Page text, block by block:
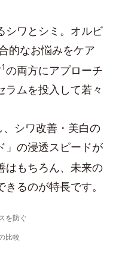
シワとシミ。オルビ
的なお悩みをケア
1の両方にアプローチ
ラムを投入して若々
シワ改善・美白の
」の浸透スピードが
はもちろん、未来の
るのが特長です。
を防ぐ
比較